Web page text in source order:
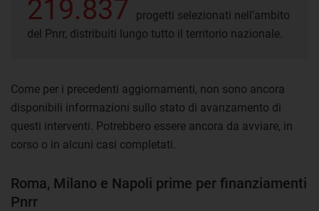
219.837
progetti selezionati nell’ambito
del Pnrr, distribuiti lungo tutto il territorio nazionale.
Come per i precedenti aggiornamenti, non sono ancora
disponibili informazioni sullo stato di avanzamento di
questi interventi. Potrebbero essere ancora da avviare, in
corso o in alcuni casi completati.
Roma, Milano e Napoli prime per finanziamenti
Pnrr